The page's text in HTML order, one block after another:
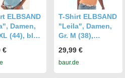
aus
Jersey,
und
T-Shirt, aus
weichem Jersey,
Kurzarmshirt,
sportlich und
Topseller
ELBSAND
Damen,
(44), blau
€
T-Shirt ELBSAND
"Leila", Damen,
Gr. M (38),
Obermaterial:
50% Baumwolle,
29,99 €
baur.de